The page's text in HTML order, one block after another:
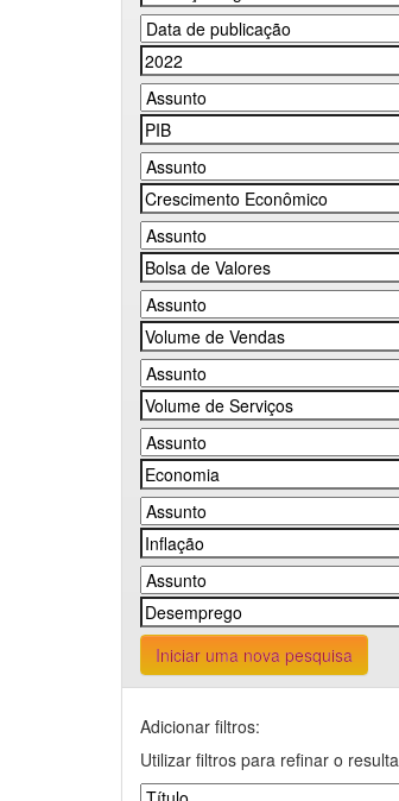
Iniciar uma nova pesquisa
Adicionar filtros:
Utilizar filtros para refinar o